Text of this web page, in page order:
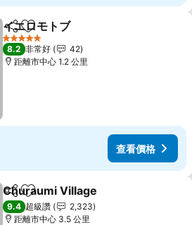
分享 加入我的最愛
イエロモトブ
5 星級
8.2 非常好
42
距離市中心 1.2 公里
查看價格
分享 加入我的最愛
Churaumi Village
9.4 超級讚
2,323
距離市中心 3.5 公里